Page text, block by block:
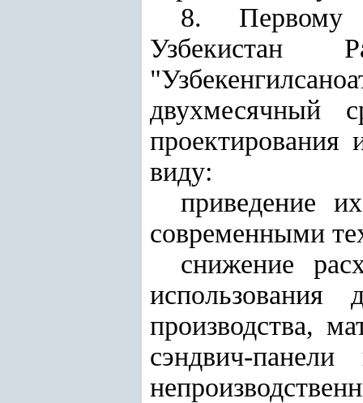
8. Первому
Узбекистан
двухмесячный
проектирования
виду:
приведение
современными
снижение
использования
производства,
сэндвич-